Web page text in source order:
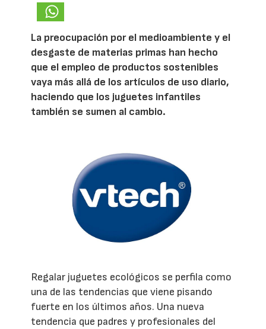
La preocupación por el medioambiente y el
desgaste de materias primas han hecho
que el empleo de productos sostenibles
vaya más allá de los artículos de uso diario,
haciendo que los juguetes infantiles
también se sumen al cambio.
Regalar juguetes ecológicos se perfila como
una de las tendencias que viene pisando
fuerte en los últimos años. Una nueva
tendencia que padres y profesionales del